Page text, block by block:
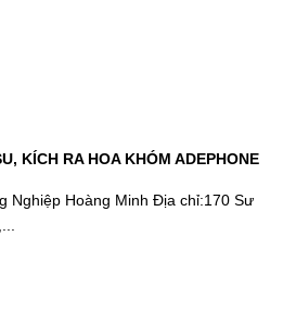
KÍCH RA HOA KHÓM ADEPHONE
Nghiệp Hoàng Minh Địa chỉ:170 Sư